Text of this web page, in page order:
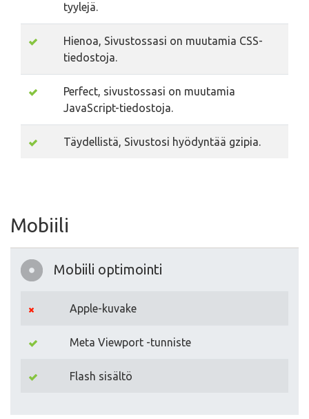
tyylejä.
Hienoa, Sivustossasi on muutamia CSS-
tiedostoja.
Perfect, sivustossasi on muutamia
JavaScript-tiedostoja.
Täydellistä, Sivustosi hyödyntää gzipia.
Mobiili
Mobiili optimointi
Apple-kuvake
Meta Viewport -tunniste
Flash sisältö